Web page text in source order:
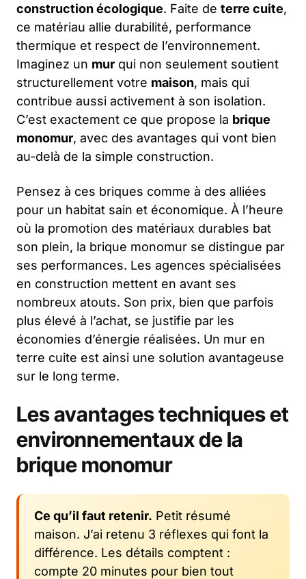
construction écologique. Faite de terre cuite,
ce matériau allie durabilité, performance
thermique et respect de l’environnement.
Imaginez un mur qui non seulement soutient
structurellement votre maison, mais qui
contribue aussi activement à son isolation.
C’est exactement ce que propose la brique
monomur, avec des avantages qui vont bien
au-delà de la simple construction.
Pensez à ces briques comme à des alliées
pour un habitat sain et économique. À l’heure
où la promotion des matériaux durables bat
son plein, la brique monomur se distingue par
ses performances. Les agences spécialisées
en construction mettent en avant ses
nombreux atouts. Son prix, bien que parfois
plus élevé à l’achat, se justifie par les
économies d’énergie réalisées. Un mur en
terre cuite est ainsi une solution avantageuse
sur le long terme.
Les avantages techniques et
environnementaux de la
brique monomur
Ce qu’il faut retenir. Petit résumé
maison. J’ai retenu 3 réflexes qui font la
différence. Les détails comptent :
compte 20 minutes pour bien tout